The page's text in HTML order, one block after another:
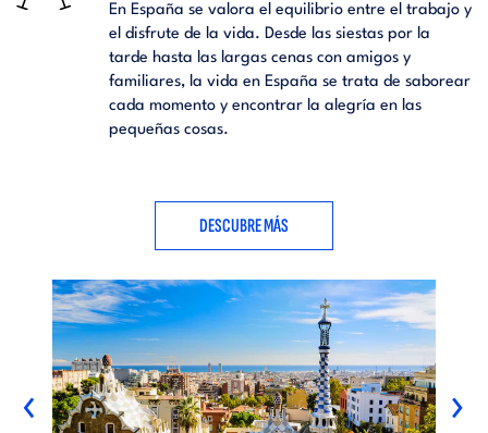
En España se valora el equilibrio entre el trabajo y
el disfrute de la vida. Desde las siestas por la
tarde hasta las largas cenas con amigos y
familiares, la vida en España se trata de saborear
cada momento y encontrar la alegría en las
pequeñas cosas.
DESCUBRE MÁS
‹ ›